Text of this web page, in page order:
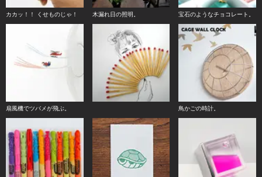
カカッ！！ くせものじゃ！ 木漏れ日の照明。 宝石のようなチョコレート。
扇風機でツバメが飛ぶ。 鳥かごの時計。